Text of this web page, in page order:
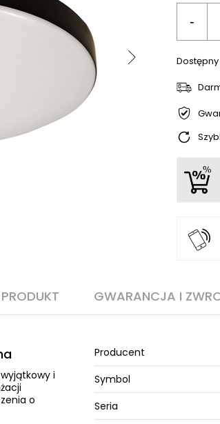
-
Dostępny
GWARANCJA I
i
o
Producent
Symbol
Seria